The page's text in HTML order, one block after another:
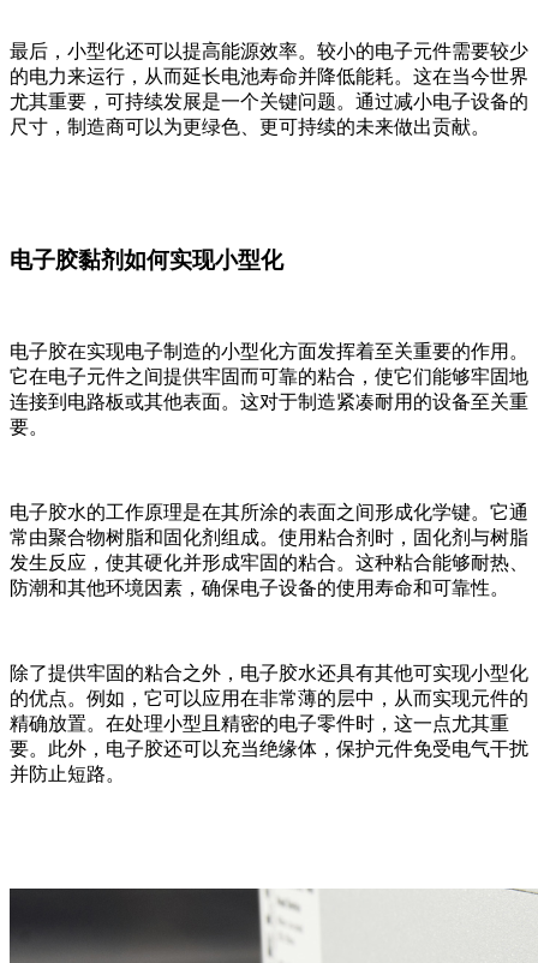
最后，小型化还可以提高能源效率。较小的电子元件需要较少
的电力来运行，从而延长电池寿命并降低能耗。这在当今世界
尤其重要，可持续发展是一个关键问题。通过减小电子设备的
尺寸，制造商可以为更绿色、更可持续的未来做出贡献。
电子胶黏剂如何实现小型化
电子胶在实现电子制造的小型化方面发挥着至关重要的作用。
它在电子元件之间提供牢固而可靠的粘合，使它们能够牢固地
连接到电路板或其他表面。这对于制造紧凑耐用的设备至关重
要。
电子胶水的工作原理是在其所涂的表面之间形成化学键。它通
常由聚合物树脂和固化剂组成。使用粘合剂时，固化剂与树脂
发生反应，使其硬化并形成牢固的粘合。这种粘合能够耐热、
防潮和其他环境因素，确保电子设备的使用寿命和可靠性。
除了提供牢固的粘合之外，电子胶水还具有其他可实现小型化
的优点。例如，它可以应用在非常薄的层中，从而实现元件的
精确放置。在处理小型且精密的电子零件时，这一点尤其重
要。此外，电子胶还可以充当绝缘体，保护元件免受电气干扰
并防止短路。